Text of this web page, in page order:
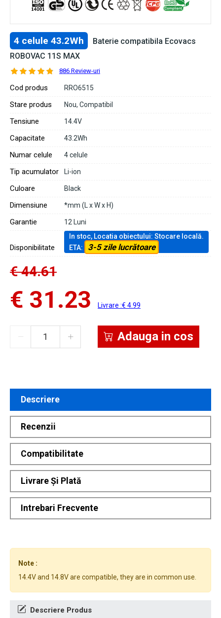
4 celule 43.2Wh
Baterie compatibila Ecovacs
ROBOVAC 11S MAX
886 Review-uri
Cod produs RRO6515
Stare produs Nou, Compatibil
Tensiune 14.4V
Capacitate 43.2Wh
Numar celule 4 celule
Tip acumulator Li-ion
Culoare Black
Dimensiune *mm (L x W x H)
Garantie 12 Luni
Disponibilitate
In stoc, Locatia obiectului: Stocare locală.
ETA:
3-5 zile lucrătoare
€ 44.61
€ 31.23 Livrare :€ 4.99
Adauga in cos
Descriere
Recenzii
Compatibilitate
Livrare Și Plată
Intrebari Frecvente
Note :
14.4V and 14.8V are compatible, they are in common use.
Descriere Produs